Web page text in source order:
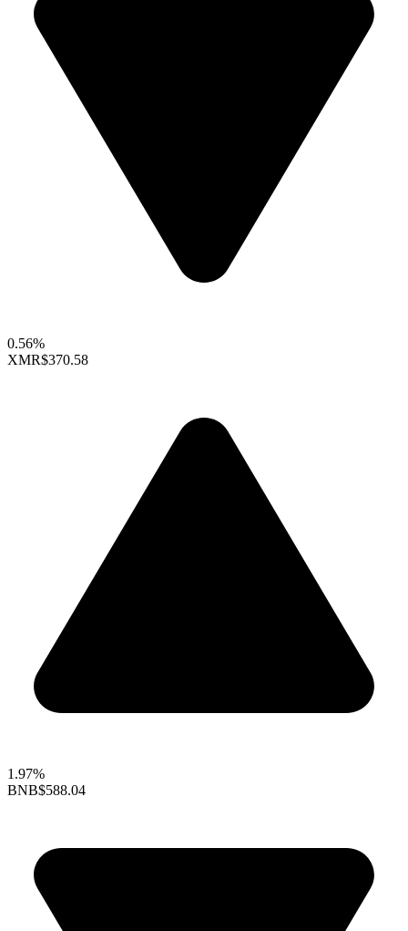
0.56%
XMR$370.58
1.97%
BNB$588.04